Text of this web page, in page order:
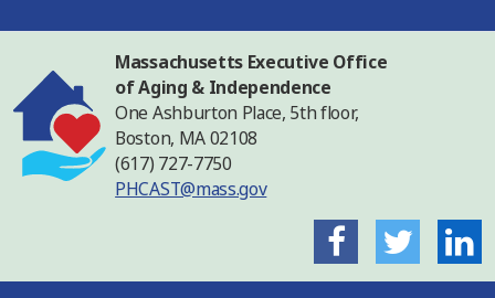
Massachusetts Executive Office
of Aging & Independence
One Ashburton Place, 5th floor,
Boston, MA 02108
(617) 727-7750
PHCAST@mass.gov
FacebookTwitter